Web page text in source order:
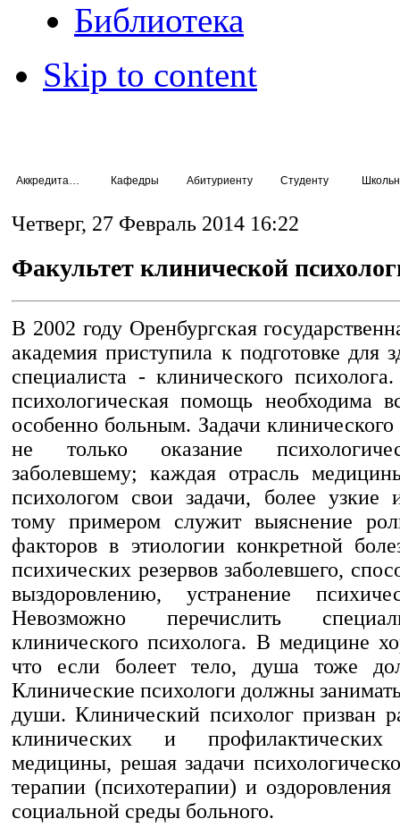
Библиотека
Skip to content
Кафедры Абитуриенту Студенту
Четверг, 27 Февраль 2014 16:22
Факультет клинической
В 2002 году Оренбургская
академия приступила к подготовке для
специалиста - клинического
психологическая помощь необходима
особенно больным. Задачи клинического
не только оказание
заболевшему; каждая отрасль
психологом свои задачи, более узкие
тому примером служит выяснение
факторов в этиологии конкретной
психических резервов заболевшего,
выздоровлению, устранение
Невозможно перечислить
клинического психолога. В медицине
что если болеет тело, душа тоже
Клинические психологи должны
души. Клинический психолог призван
клинических и профилактических
медицины, решая задачи
терапии (психотерапии) и
социальной среды больного.